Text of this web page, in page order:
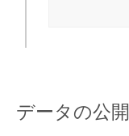
データの公開